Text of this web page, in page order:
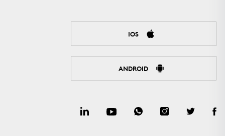
IOS
ANDROID